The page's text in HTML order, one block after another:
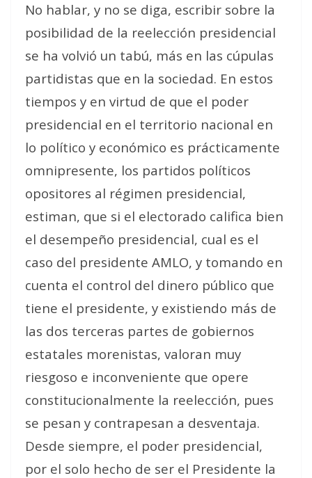
No hablar, y no se diga, escribir sobre la
posibilidad de la reelección presidencial
se ha volvió un tabú, más en las cúpulas
partidistas que en la sociedad. En estos
tiempos y en virtud de que el poder
presidencial en el territorio nacional en
lo político y económico es prácticamente
omnipresente, los partidos políticos
opositores al régimen presidencial,
estiman, que si el electorado califica bien
el desempeño presidencial, cual es el
caso del presidente AMLO, y tomando en
cuenta el control del dinero público que
tiene el presidente, y existiendo más de
las dos terceras partes de gobiernos
estatales morenistas, valoran muy
riesgoso e inconveniente que opere
constitucionalmente la reelección, pues
se pesan y contrapesan a desventaja.
Desde siempre, el poder presidencial,
por el solo hecho de ser el Presidente la